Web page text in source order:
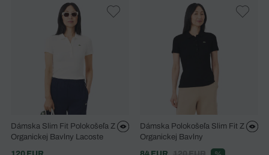
Dámska Slim Fit Polokošeľa Z
Organickej Bavlny Lacoste
Dámska Polokošeľa Slim Fit Z
Organickej Bavlny